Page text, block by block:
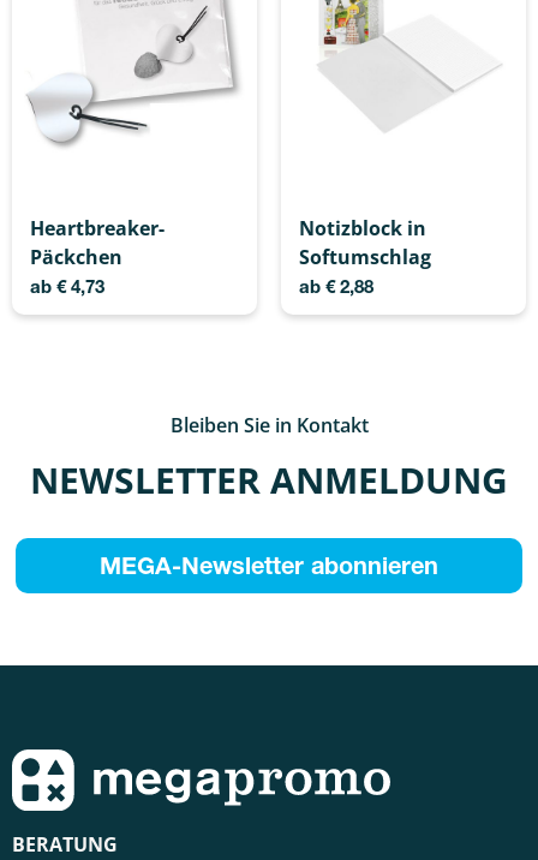
Heartbreaker-
Päckchen
ab €4,73
Notizblock in
Softumschlag
ab €2,88
Bleiben Sie in Kontakt
NEWSLETTER ANMELDUNG
MEGA-Newsletter abonnieren
BERATUNG